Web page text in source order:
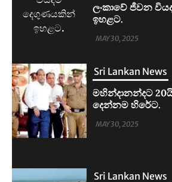
මහින්දානන්දට
දෙන්නම හිරේට.
MAY 30, 2025
Sri Lankan News
ආරුගම්බේට බිකිණි
MAY 30, 2025